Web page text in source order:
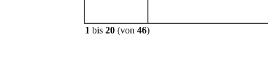
1 bis 20 (von 46)